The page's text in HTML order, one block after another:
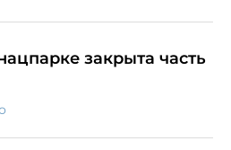
закрыта часть